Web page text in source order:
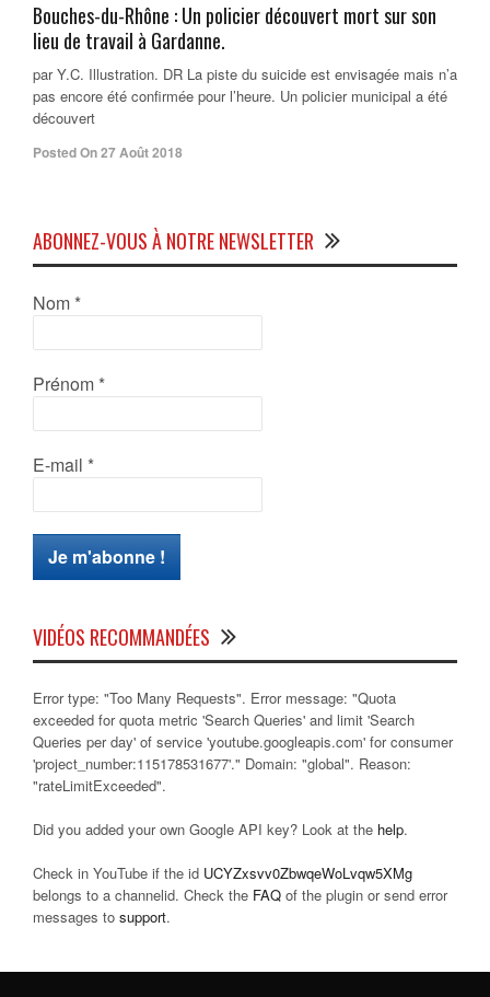
Bouches-du-Rhône : Un policier découvert mort sur son
lieu de travail à Gardanne.
par Y.C. Illustration. DR La piste du suicide est envisagée mais n’a
pas encore été confirmée pour l’heure. Un policier municipal a été
découvert
Posted On 27 Août 2018
ABONNEZ-VOUS À NOTRE NEWSLETTER
Nom *
Prénom *
E-mail *
VIDÉOS RECOMMANDÉES
Error type: "Too Many Requests". Error message: "Quota
exceeded for quota metric 'Search Queries' and limit 'Search
Queries per day' of service 'youtube.googleapis.com' for consumer
'project_number:115178531677'." Domain: "global". Reason:
"rateLimitExceeded".
Did you added your own Google API key? Look at the help.
Check in YouTube if the id UCYZxsvv0ZbwqeWoLvqw5XMg
belongs to a channelid. Check the FAQ of the plugin or send error
messages to support.